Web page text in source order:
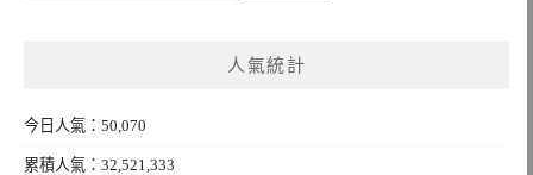
人氣統計
今日人氣：50,070
累積人氣：32,521,333